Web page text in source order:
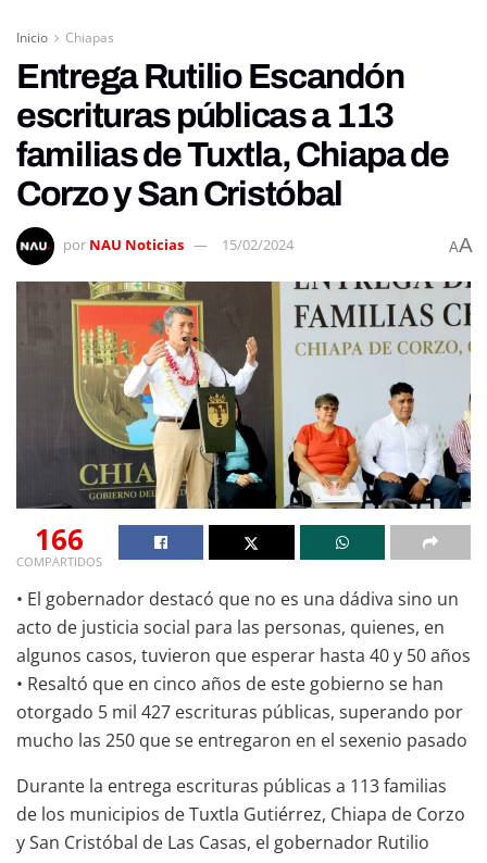
Inicio Chiapas
Entrega Rutilio Escandón
escrituras públicas a 113
familias de Tuxtla, Chiapa de
Corzo y San Cristóbal
por NAU Noticias 15/02/2024 AA
166
COMPARTIDOS
• El gobernador destacó que no es una dádiva sino un
acto de justicia social para las personas, quienes, en
algunos casos, tuvieron que esperar hasta 40 y 50 años
• Resaltó que en cinco años de este gobierno se han
otorgado 5 mil 427 escrituras públicas, superando por
mucho las 250 que se entregaron en el sexenio pasado
Durante la entrega escrituras públicas a 113 familias
de los municipios de Tuxtla Gutiérrez, Chiapa de Corzo
y San Cristóbal de Las Casas, el gobernador Rutilio